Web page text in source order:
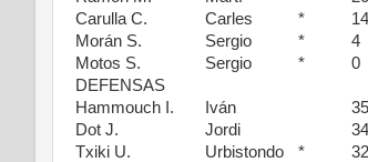
Carulla C.
Carles * 14
Morán S.
Sergio * 4
Motos S.
Sergio * 0
DEFENSAS
Hammouch I.
Iván 35
Dot J.
Jordi 34
Txiki U.
Urbistondo * 32